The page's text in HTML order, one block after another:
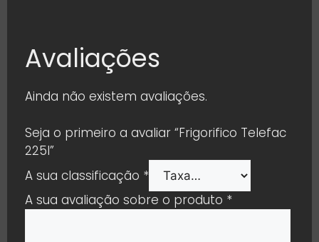
Avaliações
Ainda não existem avaliações.
Seja o primeiro a avaliar “Frigorifico Telefac
225l”
A sua classificação *
A sua avaliação sobre o produto *